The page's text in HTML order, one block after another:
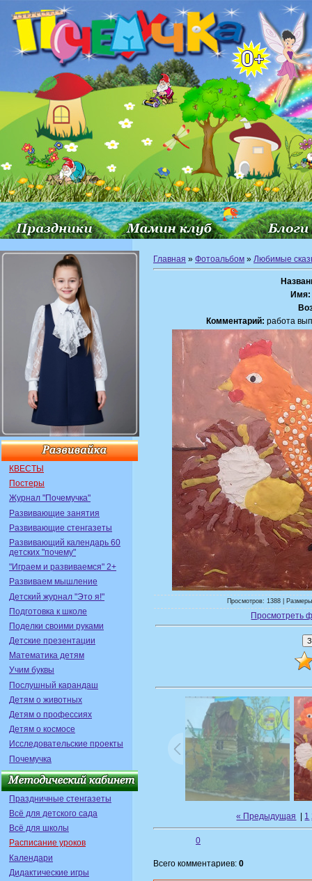
КВЕСТЫ
Постеры
Журнал "Почемучка"
Развивающие занятия
Развивающие стенгазеты
Развивающий календарь 60
детских "почему"
"Играем и развиваемся" 2+
Развиваем мышление
Детский журнал "Это я!"
Подготовка к школе
Поделки своими руками
Детские презентации
Математика детям
Учим буквы
Послушный карандаш
Детям о животных
Детям о профессиях
Детям о космосе
Исследовательские проекты
Почемучка
Праздничные стенгазеты
Всё для детского сада
Всё для школы
Расписание уроков
Календари
Дидактические игры
Главная » Фотоальбом » Любимые
Имя:
Комментарий: работа
Просмотров: 1388 |
Просмотреть
« Предыдущая 1
0
Всего комментариев: 0